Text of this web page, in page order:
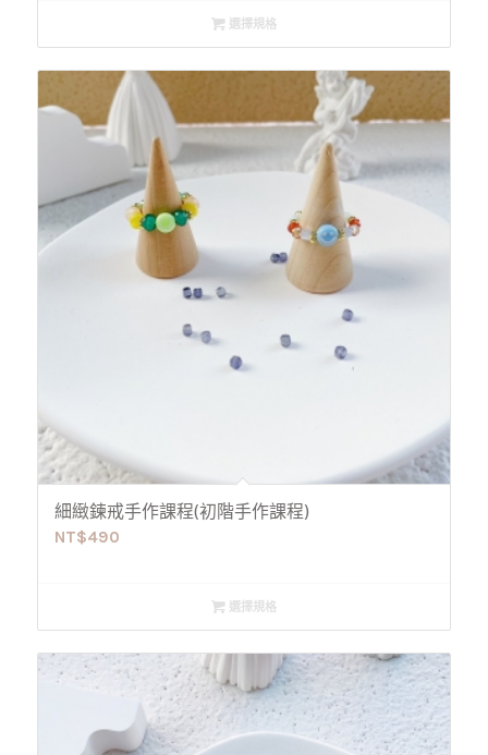
選擇規格
細緻鍊戒手作課程(初階手作課程)
NT$490
選擇規格